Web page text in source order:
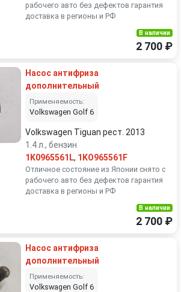
рабочего авто без дефектов гарантия
доставка в регионы и РФ
В наличии
2 700 ₽
Насос антифриза
дополнительный
Применяемость:
Volkswagen Golf 6
Volkswagen Tiguan рест. 2013
1.4 л., бензин
1K0965561L, 1KO965561F
Отличное состояние из Японии снято с
рабочего авто без дефектов гарантия
доставка в регионы и РФ
В наличии
2 700 ₽
Насос антифриза
дополнительный
Применяемость:
Volkswagen Golf 6